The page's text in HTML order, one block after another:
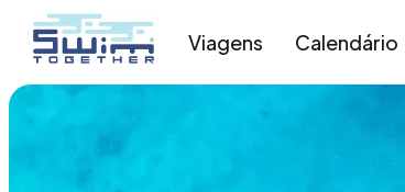
Viagens Calendário